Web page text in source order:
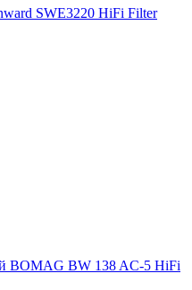
SWE3220 HiFi Filter
BOMAG BW 138 AC-5 HiFi